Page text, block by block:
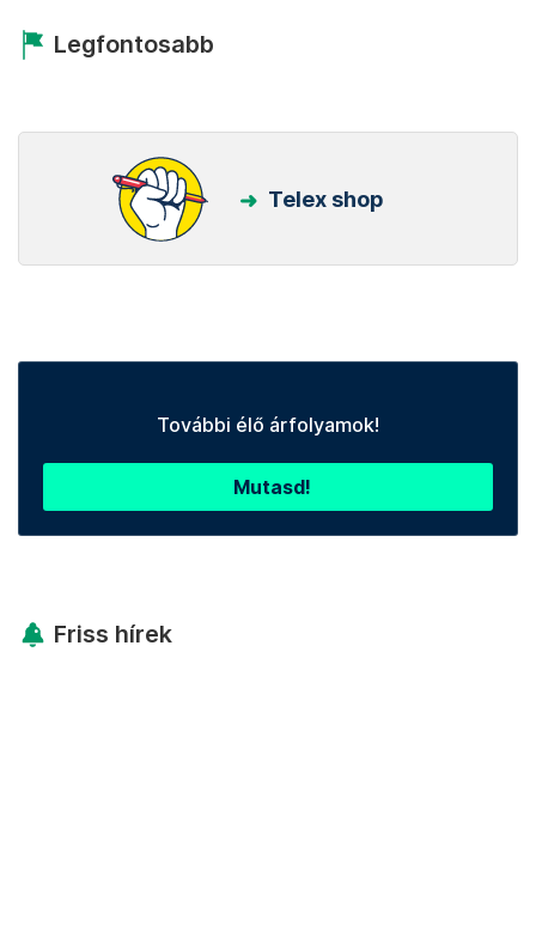
Legfontosabb
Telex shop
További élő árfolyamok!
Mutasd!
Friss hírek